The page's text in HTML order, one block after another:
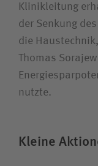
Klinikleitung
der Senkung
die
Thomas
nutzte.
Kleine